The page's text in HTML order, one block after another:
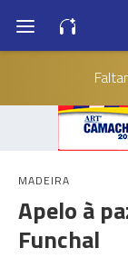
MADEIRA
Apelo à
Funchal